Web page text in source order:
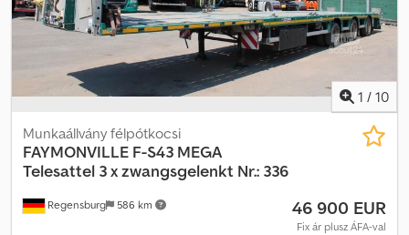
1 / 10
Regensburg 586 km
Munkaállvány félpótkocsi
FAYMONVILLE F-S43 MEGA
Telesattel 3 x zwangsgelenkt Nr.: 336
46 900 EUR
Fix ár plusz ÁFA-val